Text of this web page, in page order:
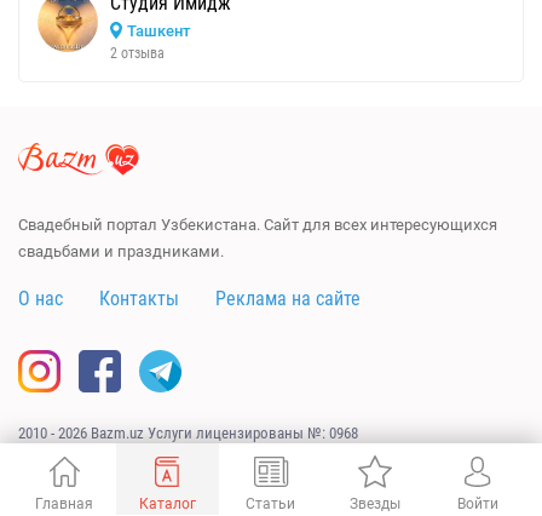
Ташкент
2 отзыва
Свадебный портал Узбекистана. Сайт для всех интересующихся
свадьбами и праздниками.
О нас Контакты Реклама на сайте
2010 - 2026 Bazm.uz Услуги лицензированы №: 0968
Сайт разработан URAGAN.UZ
Главная Каталог Статьи Звезды Войти